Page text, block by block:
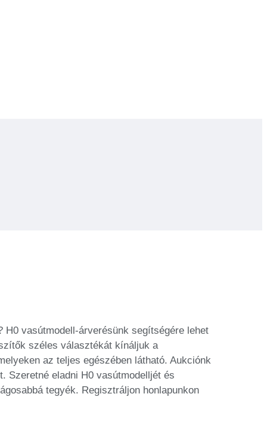
H0 vasútmodell-árverésünk segítségére lehet
széles választékát kínáljuk a
az teljes egészében látható. Aukciónk
Szeretné eladni H0 vasútmodelljét és
tegyék. Regisztráljon honlapunkon